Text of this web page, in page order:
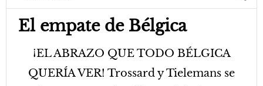
El empate de Bélgica
¡EL ABRAZO QUE TODO BÉLGICA
QUERÍA VER! Trossard y Tielemans se